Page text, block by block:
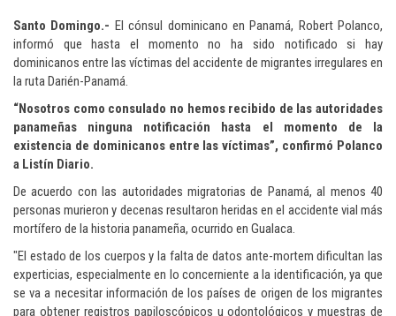
Santo Domingo.- El cónsul dominicano en Panamá, Robert Polanco,
informó que hasta el momento no ha sido notificado si hay
dominicanos entre las víctimas del accidente de migrantes irregulares en
la ruta Darién-Panamá.
“Nosotros como consulado no hemos recibido de las autoridades
panameñas ninguna notificación hasta el momento de la
existencia de dominicanos entre las víctimas”, confirmó Polanco
a Listín Diario.
De acuerdo con las autoridades migratorias de Panamá, al menos 40
personas murieron y decenas resultaron heridas en el accidente vial más
mortífero de la historia panameña, ocurrido en Gualaca.
"El estado de los cuerpos y la falta de datos ante-mortem dificultan las
experticias, especialmente en lo concerniente a la identificación, ya que
se va a necesitar información de los países de origen de los migrantes
para obtener registros papiloscópicos u odontológicos y muestras de